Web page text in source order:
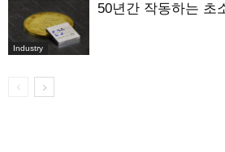
Industry
50년간 작동하는 초